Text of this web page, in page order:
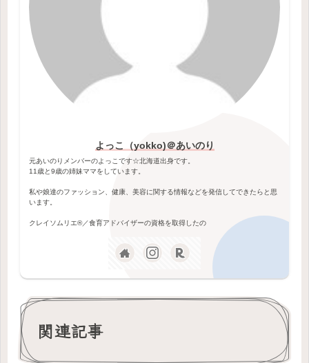
よっこ（yokko)＠あいのり
元あいのりメンバーのよっこです☆北海道出身です。
11歳と9歳の姉妹ママをしています。
私や娘達のファッション、健康、美容に関する情報などを発信してできたらと思
います。
クレイソムリエ®️／食育アドバイザーの資格を取得したの
関連記事